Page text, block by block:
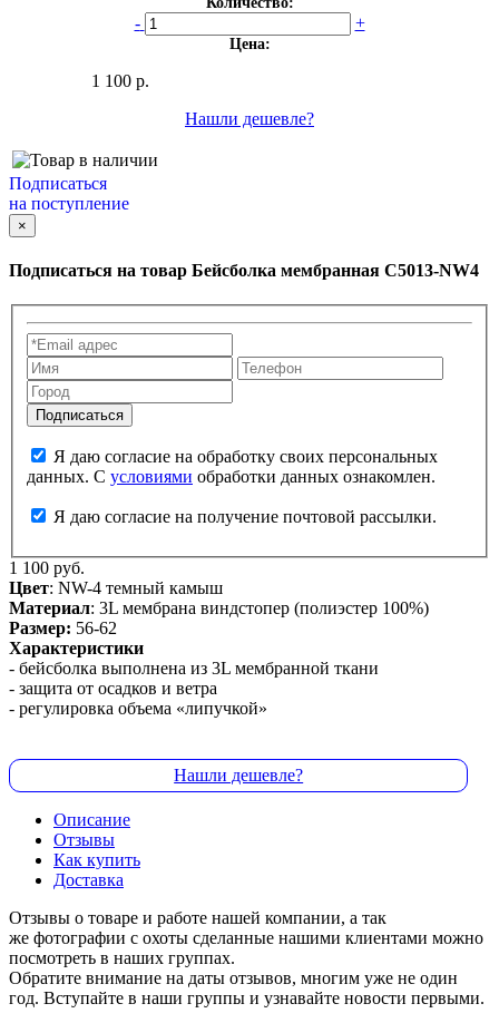
- +
Цена:
1 100 р.
Нашли дешевле?
Подписаться
на поступление
×
Подписаться на товар Бейсболка мембранная С5013-NW4
данных. С условиями обработки данных ознакомлен.
Я даю согласие на получение почтовой рассылки.
1 100 руб.
Цвет: NW-4 темный камыш
Материал: 3L мембрана виндстопер (полиэстер 100%)
Размер: 56-62
Характеристики
- бейсболка выполнена из 3L мембранной ткани
- защита от осадков и ветра
- регулировка объема «липучкой»
Нашли дешевле?
Описание
Отзывы
Как купить
Доставка
Отзывы о товаре и работе нашей компании, а так
же фотографии с охоты сделанные нашими клиентами можно
посмотреть в наших группах.
Обратите внимание на даты отзывов, многим уже не один
год. Вступайте в наши группы и узнавайте новости первыми.